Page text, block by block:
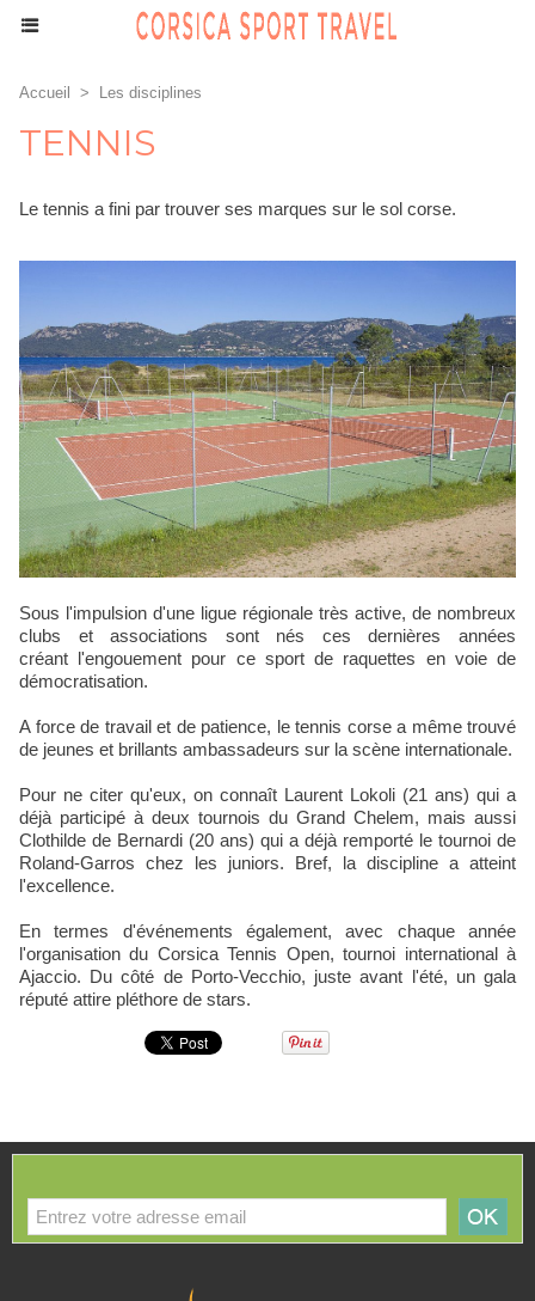
Accueil > Les disciplines
TENNIS
Le tennis a fini par trouver ses marques sur le sol corse.
Sous l'impulsion d'une ligue régionale très active, de nombreux
clubs et associations sont nés ces dernières années
créant l'engouement pour ce sport de raquettes en voie de
démocratisation.
A force de travail et de patience, le tennis corse a même trouvé
de jeunes et brillants ambassadeurs sur la scène internationale.
Pour ne citer qu'eux, on connaît Laurent Lokoli (21 ans) qui a
déjà participé à deux tournois du Grand Chelem, mais aussi
Clothilde de Bernardi (20 ans) qui a déjà remporté le tournoi de
Roland-Garros chez les juniors. Bref, la discipline a atteint
l'excellence.
En termes d'événements également, avec chaque année
l'organisation du Corsica Tennis Open, tournoi international à
Ajaccio. Du côté de Porto-Vecchio, juste avant l'été, un gala
réputé attire pléthore de stars.